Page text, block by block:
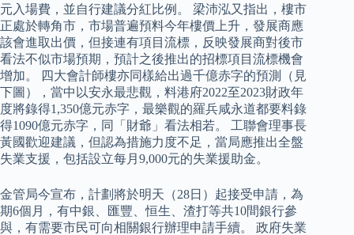
元入場費，並自行建議分紅比例。 梁沛泓又指出，樓市
正處於轉角市，市場普遍預料今年樓價上升，發展商應
該會進取出價，但接連有項目流標，反映發展商對後市
看法不似市場預期，預計之後推出的招標項目流標機會
增加。 四大會計師樓亦同樣給出過千億赤字的預測（見
下圖），當中以安永最悲觀，料港府2022至2023財政年
度將錄得1,350億元赤字，最樂觀的羅兵咸永道都要料錄
得1090億元赤字，同「財爺」看法相若。 工聯會理事長
黃國歡迎建議，但認為措施力度不足，當局應推出全盤
失業支援，包括設立每月9,000元的失業援助金。
金管局今宣布，計劃將於明天（28日）起接受申請，為
期6個月，有中銀、匯豐、恒生、渣打等共10間銀行參
與，有需要市民可向相關銀行辦理申請手續。 政府失業